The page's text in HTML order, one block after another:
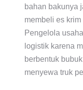
bahan bakunya
membeli es
Pengelola
logistik karena
berbentuk
menyewa truk